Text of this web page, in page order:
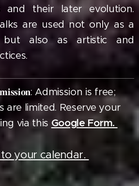
and their later evolution.
are used not only as a
but also as artistic and
Admission is free;
are limited. Reserve your
via this Google Form.
your calendar.